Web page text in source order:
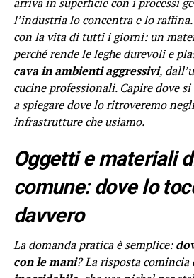
l’industria lo concentra e lo
con la vita di tutti i giorni: un
perché rende le leghe durevoli e
cava in ambienti aggressivi,
cucine professionali. Capire dove
a spiegare dove lo ritroveremo
infrastrutture che usiamo.
Oggetti e materiali
comune: dove lo
davvero
La domanda pratica è semplice:
con le mani? La risposta comincia